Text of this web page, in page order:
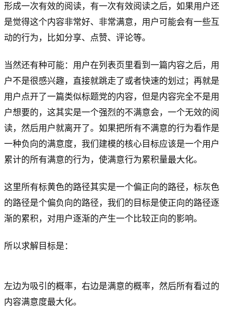
形成一次有效的阅读，有一次有效阅读之后，如果用户还
是觉得这个内容非常好、非常满意，用户可能会有一些互
动的行为，比如分享、点赞、评论等。
当然还有种可能：用户在列表页里看到一篇内容之后，用
户不是很感兴趣，直接就跳走了或者快速的划过；再就是
用户点开了一篇类似标题党的内容，但是内容完全不是用
户想要的，这其实是一个强烈的不满意会，一个无效的阅
读，然后用户就离开了。如果把所有不满意的行为看作是
一种负向的满意度，我们建模的核心目标应该是一个用户
累计的所有满意的行为，使满意行为累积量最大化。
这里所有标黄色的路径其实是一个偏正向的路径，标灰色
的路径是个偏负向的路径，我们的目标是使正向的路径逐
渐的累积，对用户逐渐的产生一个比较正向的影响。
所以求解目标是：
左边为吸引的概率，右边是满意的概率，然后所有看过的
内容满意度最大化。